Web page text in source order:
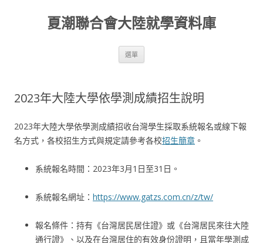
夏潮聯合會大陸就學資料庫
選單
2023年大陸大學依學測成績招生說明
2023年大陸大學依學測成績招收台灣學生採取系統報名或線下報
名方式，各校招生方式與規定請參考各校招生簡章 。
系統報名時間：2023年3月1日至31日。
系統報名網址： https://www.gatzs.com.cn/z/tw/
報名條件：持有《台灣居民居住證》或《台灣居民來往大陸
通行證》、以及在台灣居住的有效身份證明，且當年學測成